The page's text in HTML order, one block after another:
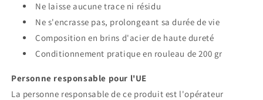
Ne laisse aucune trace ni résidu
Ne s'encrasse pas, prolongeant sa durée de vie
Composition en brins d'acier de haute dureté
Conditionnement pratique en rouleau de 200 gr
Personne responsable pour l'UE
La personne responsable de ce produit est l'opérateur